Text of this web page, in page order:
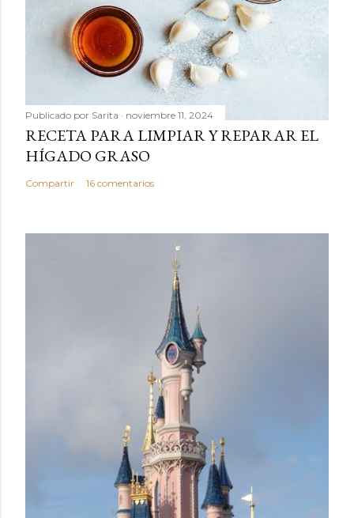
Publicado por Sarita noviembre 11, 2024
RECETA PARA LIMPIAR Y REPARAR EL
HÍGADO GRASO
Compartir 16 comentarios